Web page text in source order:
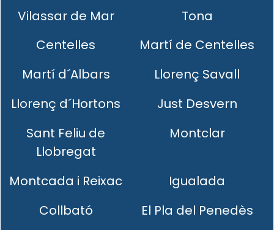
Vilassar de Mar
Tona
Centelles
Martí de Centelles
Martí d´Albars
Llorenç Savall
Llorenç d´Hortons
Just Desvern
Sant Feliu de
Llobregat
Montclar
Montcada i Reixac
Igualada
Collbató
El Pla del Penedès